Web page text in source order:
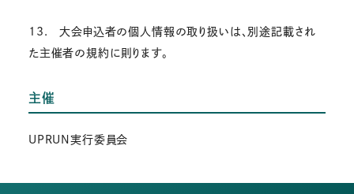
13. 大会申込者の個人情報の取り扱いは、別途記載され
た主催者の規約に則ります。
主催
UPRUN実行委員会